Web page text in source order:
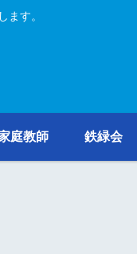
ます。
庭教師 鉄緑会